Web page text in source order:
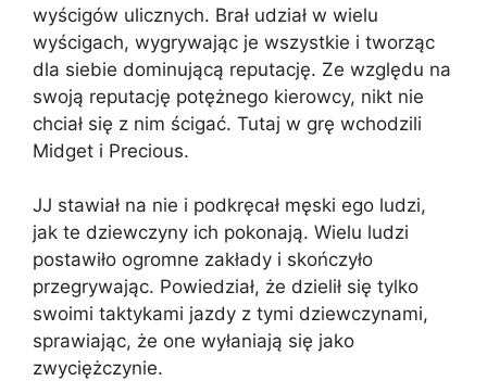
wyścigów ulicznych. Brał udział w wielu
wyścigach, wygrywając je wszystkie i tworząc
dla siebie dominującą reputację. Ze względu na
swoją reputację potężnego kierowcy, nikt nie
chciał się z nim ścigać. Tutaj w grę wchodzili
Midget i Precious.
JJ stawiał na nie i podkręcał męski ego ludzi,
jak te dziewczyny ich pokonają. Wielu ludzi
postawiło ogromne zakłady i skończyło
przegrywając. Powiedział, że dzielił się tylko
swoimi taktykami jazdy z tymi dziewczynami,
sprawiając, że one wyłaniają się jako
zwyciężczynie.